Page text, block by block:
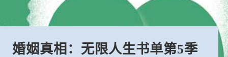
婚姻真相：无限人生书单第5季